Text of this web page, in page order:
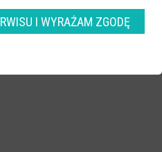
I WYRAŻAM ZGODĘ